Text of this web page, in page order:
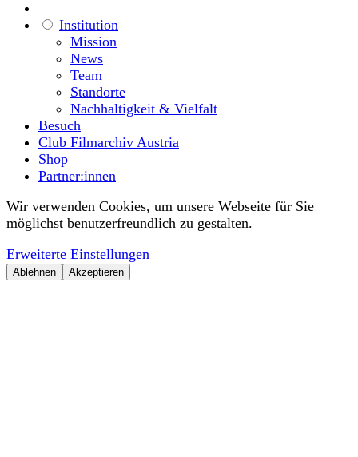
Institution
Mission
News
Team
Standorte
Nachhaltigkeit & Vielfalt
Besuch
Club Filmarchiv Austria
Shop
Partner:innen
Wir verwenden Cookies, um unsere Webseite für Sie
möglichst benutzerfreundlich zu gestalten.
Erweiterte Einstellungen
Ablehnen Akzeptieren